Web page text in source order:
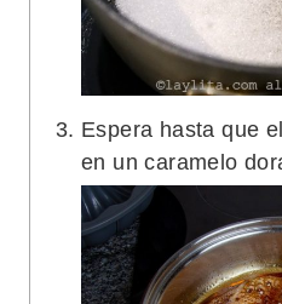
Espera hasta que
en un caramelo